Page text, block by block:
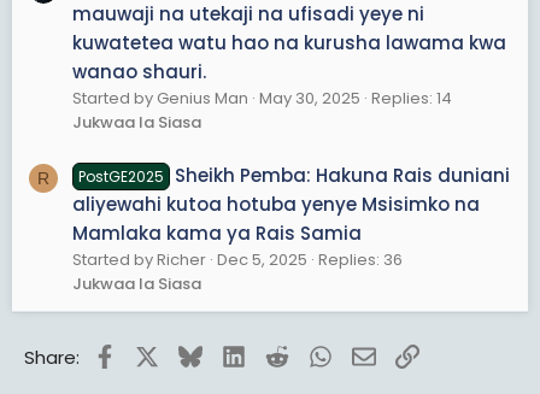
mauwaji na utekaji na ufisadi yeye ni
kuwatetea watu hao na kurusha lawama kwa
wanao shauri.
Started by Genius Man May 30, 2025 Replies: 14
Jukwaa la Siasa
R PostGE2025
Sheikh Pemba: Hakuna Rais duniani
aliyewahi kutoa hotuba yenye Msisimko na
Mamlaka kama ya Rais Samia
Started by Richer Dec 5, 2025 Replies: 36
Jukwaa la Siasa
Share: FacebookBlueskyLinkedInRedditWhatsApp
EmailLink